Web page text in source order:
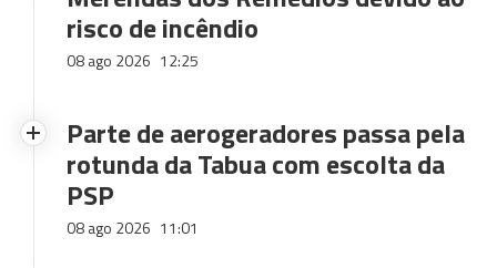
risco de incêndio
08 ago 2026 12:25
Parte de aerogeradores passa pela
rotunda da Tabua com escolta da
PSP
08 ago 2026 11:01